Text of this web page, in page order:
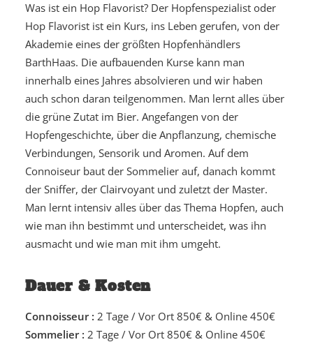
Was ist ein Hop Flavorist? Der Hopfenspezialist oder
Hop Flavorist ist ein Kurs, ins Leben gerufen, von der
Akademie eines der größten Hopfenhändlers
BarthHaas. Die aufbauenden Kurse kann man
innerhalb eines Jahres absolvieren und wir haben
auch schon daran teilgenommen. Man lernt alles über
die grüne Zutat im Bier. Angefangen von der
Hopfengeschichte, über die Anpflanzung, chemische
Verbindungen, Sensorik und Aromen. Auf dem
Connoiseur baut der Sommelier auf, danach kommt
der Sniffer, der Clairvoyant und zuletzt der Master.
Man lernt intensiv alles über das Thema Hopfen, auch
wie man ihn bestimmt und unterscheidet, was ihn
ausmacht und wie man mit ihm umgeht.
Dauer & Kosten
Connoisseur : 2 Tage / Vor Ort 850€ & Online 450€
Sommelier : 2 Tage / Vor Ort 850€ & Online 450€